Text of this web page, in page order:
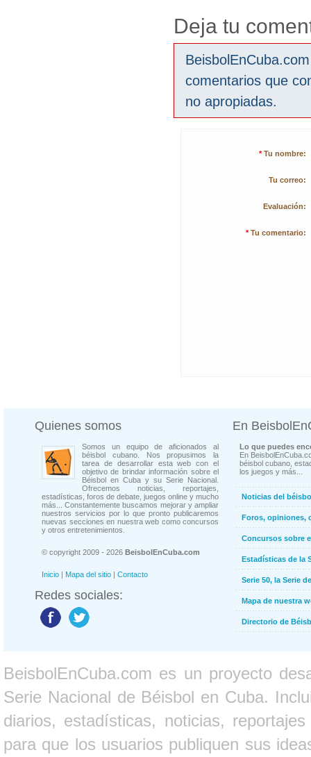
Deja tu
comentarios que
no apropiadas.
* Tu nombre:
Tu correo:
Evaluación:
* Tu comentario:
Quienes somos
Somos un equipo de aficionados al
béisbol cubano. Nos propusimos la
tarea de desarrollar esta web con el
objetivo de brindar información sobre el
Béisbol en Cuba y su Serie Nacional.
Ofrecemos noticias, reportajes,
estadísticas, foros de debate, juegos online y mucho
más... Constantemente buscamos mejorar y ampliar
nuestros servicios por lo que pronto publicaremos
nuevas secciones en nuestra web como concursos
y otros entretenimientos.
© copyright 2009 - 2026 BeisbolEnCuba.com
Inicio | Mapa del sitio | Contacto
Redes sociales:
En
Lo que puedes
En
béisbol cubano,
los juegos y más...
Noticias del
Foros, opiniones,
Concursos sobre
Estadísticas de la
Serie 50, la Serie
Mapa de nuestra
Directorio de
BeisbolEnCuba.com es un proyecto
Serie Nacional de Béisbol en Cuba.
diarios, estadísticas, noticias,
para que los usuarios publiquen sus